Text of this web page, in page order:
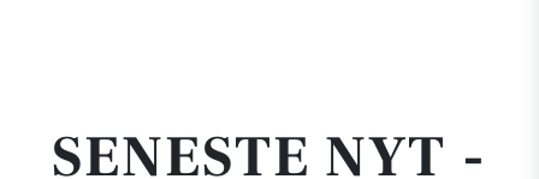
SENESTE NYT -